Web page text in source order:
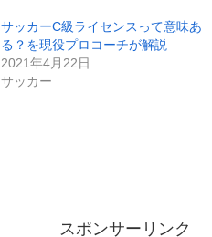
サッカーC級ライセンスって意味あ
る？を現役プロコーチが解説
2021年4月22日
サッカー
スポンサーリンク